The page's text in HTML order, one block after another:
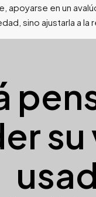
apoyarse en un
sino ajustarla a la